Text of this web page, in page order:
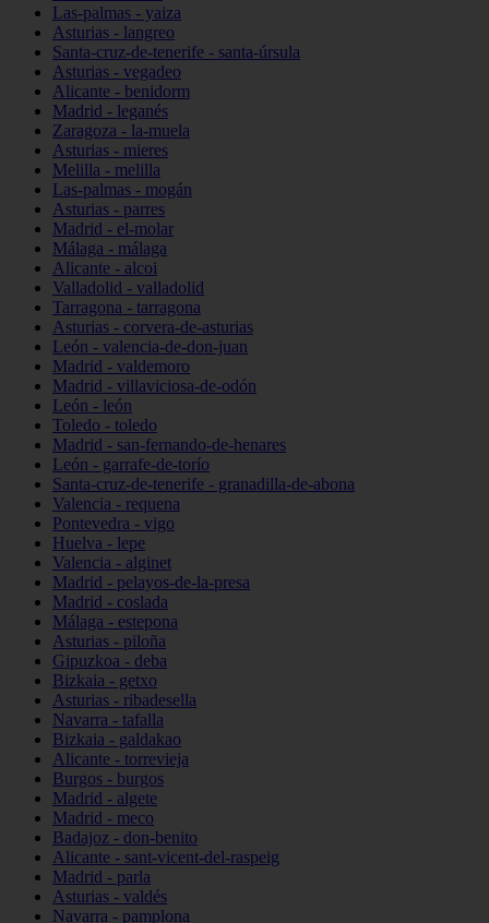
Las-palmas - yaiza
Asturias - langreo
Santa-cruz-de-tenerife - santa-úrsula
Asturias - vegadeo
Alicante - benidorm
Madrid - leganés
Zaragoza - la-muela
Asturias - mieres
Melilla - melilla
Las-palmas - mogán
Asturias - parres
Madrid - el-molar
Málaga - málaga
Alicante - alcoi
Valladolid - valladolid
Tarragona - tarragona
Asturias - corvera-de-asturias
León - valencia-de-don-juan
Madrid - valdemoro
Madrid - villaviciosa-de-odón
León - león
Toledo - toledo
Madrid - san-fernando-de-henares
León - garrafe-de-torío
Santa-cruz-de-tenerife - granadilla-de-abona
Valencia - requena
Pontevedra - vigo
Huelva - lepe
Valencia - alginet
Madrid - pelayos-de-la-presa
Madrid - coslada
Málaga - estepona
Asturias - piloña
Gipuzkoa - deba
Bizkaia - getxo
Asturias - ribadesella
Navarra - tafalla
Bizkaia - galdakao
Alicante - torrevieja
Burgos - burgos
Madrid - algete
Madrid - meco
Badajoz - don-benito
Alicante - sant-vicent-del-raspeig
Madrid - parla
Asturias - valdés
Navarra - pamplona